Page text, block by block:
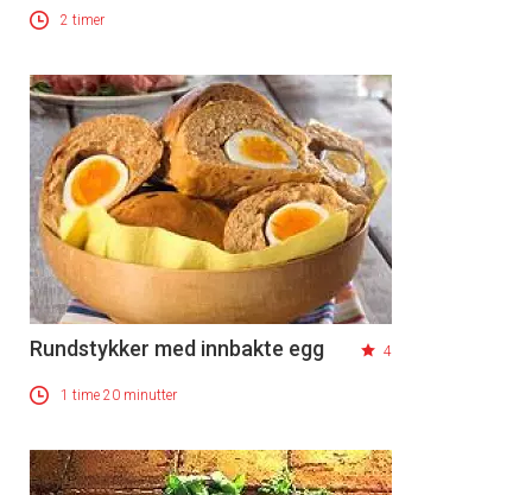
2 timer
Rundstykker med innbakte egg 4
1 time 20 minutter